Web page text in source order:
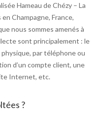
Hameau de Chézy – La
Champagne, France,
nous sommes amenés à
sont principalement : le
par téléphone ou
d’un compte client, une
Internet, etc.
?